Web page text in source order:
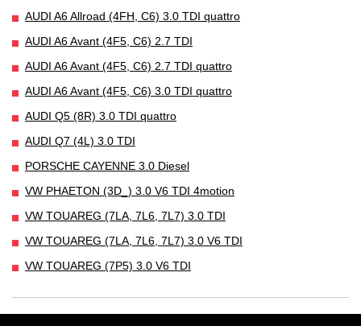
AUDI A6 Allroad (4FH, C6) 3.0 TDI quattro
AUDI A6 Avant (4F5, C6) 2.7 TDI
AUDI A6 Avant (4F5, C6) 2.7 TDI quattro
AUDI A6 Avant (4F5, C6) 3.0 TDI quattro
AUDI Q5 (8R) 3.0 TDI quattro
AUDI Q7 (4L) 3.0 TDI
PORSCHE CAYENNE 3.0 Diesel
VW PHAETON (3D_) 3.0 V6 TDI 4motion
VW TOUAREG (7LA, 7L6, 7L7) 3.0 TDI
VW TOUAREG (7LA, 7L6, 7L7) 3.0 V6 TDI
VW TOUAREG (7P5) 3.0 V6 TDI